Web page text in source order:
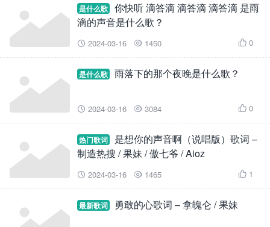
是什么歌
你快听 滴答滴 滴答滴 滴答滴 是雨
滴的声音是什么歌？
 2024-03-16  1450  0
是什么歌 雨落下的那个夜晚是什么歌？
 2024-03-16  3084  0
热门歌词
是想你的声音啊（说唱版）歌词 –
制造热搜 / 果妹 / 傲七爷 / Aioz
 2024-03-16  1465  1
最新歌词 勇敢的心歌词 – 拿魄仑 / 果妹